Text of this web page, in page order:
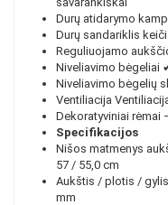
Durų atidarymo
Durų sandariklis
Reguliuojamo
Niveliavimo bėgeliai
Niveliavimo bėgelių
Ventiliacija
Dekoratyviniai rėmai
Specifikacijos
Nišos matmenys
57 / 55,0 cm
Aukštis / plotis /
mm